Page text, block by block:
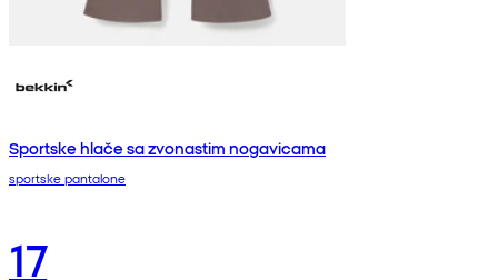
Sportske hlače sa zvonastim nogavicama
sportske pantalone
17